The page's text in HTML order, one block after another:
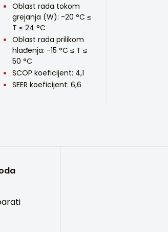
Oblast rada tokom
grejanja (W): -20 °C ≤
T ≤ 24 °C
Oblast rada prilikom
hlađenja: -15 °C ≤ T ≤
50 °C
SCOP koeficijent: 4,1
SEER koeficijent: 6,6